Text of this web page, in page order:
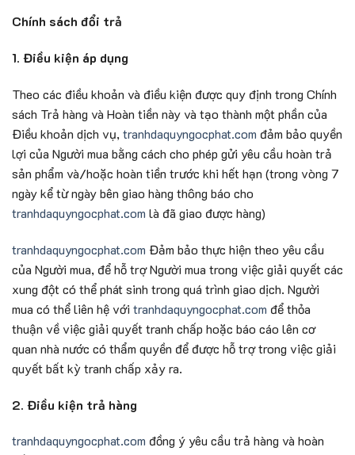
Chính sách đổi trả
1. Điều kiện áp dụng
Theo các điều khoản và điều kiện được quy định trong Chính
sách Trả hàng và Hoàn tiền này và tạo thành một phần của
Điều khoản dịch vụ, tranhdaquyngocphat.com đảm bảo quyền
lợi của Người mua bằng cách cho phép gửi yêu cầu hoàn trả
sản phẩm và/hoặc hoàn tiền trước khi hết hạn (trong vòng 7
ngày kể từ ngày bên giao hàng thông báo cho
tranhdaquyngocphat.com là đã giao được hàng)
tranhdaquyngocphat.com Đảm bảo thực hiện theo yêu cầu
của Người mua, để hỗ trợ Người mua trong việc giải quyết các
xung đột có thể phát sinh trong quá trình giao dịch. Người
mua có thể liên hệ với tranhdaquyngocphat.com để thỏa
thuận về việc giải quyết tranh chấp hoặc báo cáo lên cơ
quan nhà nước có thẩm quyền để được hỗ trợ trong việc giải
quyết bất kỳ tranh chấp xảy ra.
2. Điều kiện trả hàng
tranhdaquyngocphat.com đồng ý yêu cầu trả hàng và hoàn